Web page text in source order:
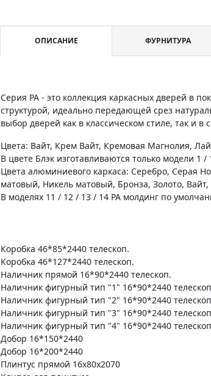
ОПИСАНИЕ ФУРНИТУРА
Серия PA - это коллекция каркасных дверей в
структурой, идеально передающей срез
выбор дверей как в классическом стиле, так и
Цвета: Вайт, Крем Вайт, Кремовая Магнолия,
В цвете Блэк изготавливаются только модели 1 /
Цвета алюминиевого каркаса: Серебро,
матовый, Никель матовый, Бронза, Золото,
В моделях 11 / 12 / 13 / 14 PA молдинг по
Коробка 46*85*2440 телескоп.
Коробка 46*127*2440 телескоп.
Наличник прямой 16*90*2440 телескоп.
Наличник фигурный тип "1" 16*90*2440
Наличник фигурный тип "2" 16*90*2440
Наличник фигурный тип "3" 16*90*2440
Наличник фигурный тип "4" 16*90*2440
Добор 16*150*2440
Добор 16*200*2440
Плинтус прямой 16х80х2070